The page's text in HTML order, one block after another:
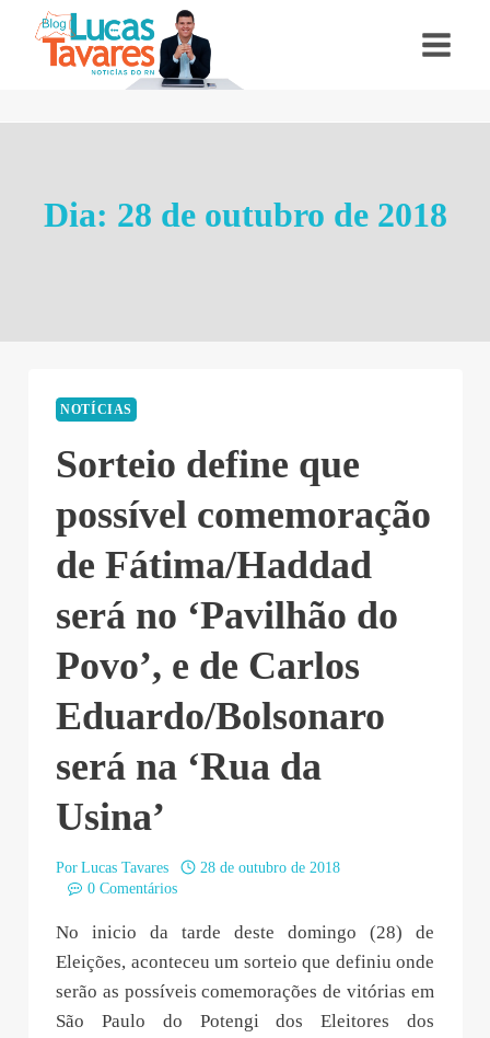
Dia: 28 de outubro de 2018
NOTÍCIAS
Sorteio define que
possível comemoração
de Fátima/Haddad
será no ‘Pavilhão do
Povo’, e de Carlos
Eduardo/Bolsonaro
será na ‘Rua da
Usina’
Por Lucas Tavares
28 de outubro de 2018
0 Comentários
No inicio da tarde deste domingo (28) de
Eleições, aconteceu um sorteio que definiu onde
serão as possíveis comemorações de vitórias em
São Paulo do Potengi dos Eleitores dos